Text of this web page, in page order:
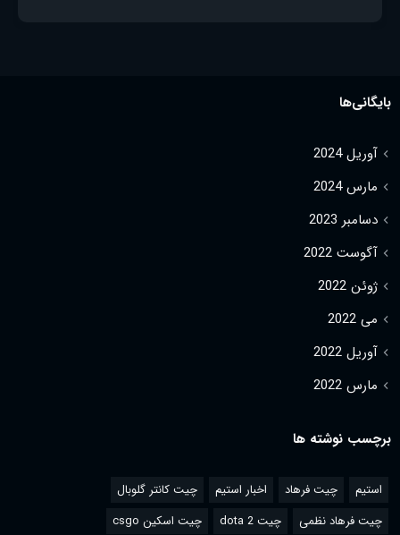
بایگانی‌ها
آوریل 2024
مارس 2024
دسامبر 2023
آگوست 2022
ژوئن 2022
می 2022
آوریل 2022
مارس 2022
برچسب نوشته ها
استیم چیت فرهاد اخبار استیم
چیت کانتر گلوبال
چیت فرهاد نظمی
چیت dota 2 چیت اسکین csgo